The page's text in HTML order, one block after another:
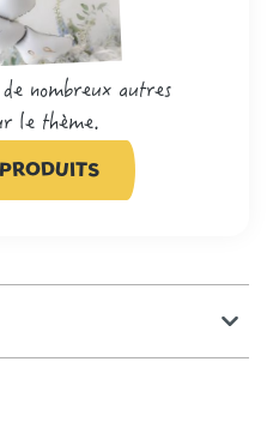
nombreux autres
le thème.